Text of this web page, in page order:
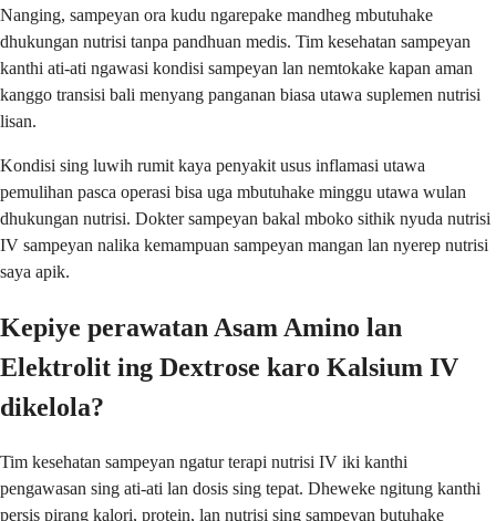
Nanging, sampeyan ora kudu ngarepake mandheg mbutuhake
dhukungan nutrisi tanpa pandhuan medis. Tim kesehatan sampeyan
kanthi ati-ati ngawasi kondisi sampeyan lan nemtokake kapan aman
kanggo transisi bali menyang panganan biasa utawa suplemen nutrisi
lisan.
Kondisi sing luwih rumit kaya penyakit usus inflamasi utawa
pemulihan pasca operasi bisa uga mbutuhake minggu utawa wulan
dhukungan nutrisi. Dokter sampeyan bakal mboko sithik nyuda nutrisi
IV sampeyan nalika kemampuan sampeyan mangan lan nyerep nutrisi
saya apik.
Kepiye perawatan Asam Amino lan
Elektrolit ing Dextrose karo Kalsium IV
dikelola?
Tim kesehatan sampeyan ngatur terapi nutrisi IV iki kanthi
pengawasan sing ati-ati lan dosis sing tepat. Dheweke ngitung kanthi
persis pirang kalori, protein, lan nutrisi sing sampeyan butuhake